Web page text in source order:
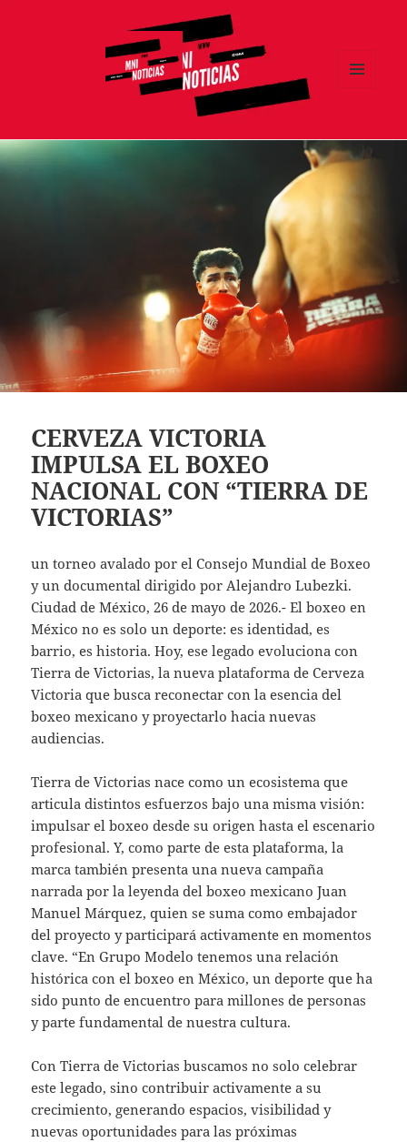
CERVEZA VICTORIA
IMPULSA EL BOXEO
NACIONAL CON “TIERRA DE
VICTORIAS”
un torneo avalado por el Consejo Mundial de Boxeo
y un documental dirigido por Alejandro Lubezki.
Ciudad de México, 26 de mayo de 2026.- El boxeo en
México no es solo un deporte: es identidad, es
barrio, es historia. Hoy, ese legado evoluciona con
Tierra de Victorias, la nueva plataforma de Cerveza
Victoria que busca reconectar con la esencia del
boxeo mexicano y proyectarlo hacia nuevas
audiencias.
Tierra de Victorias nace como un ecosistema que
articula distintos esfuerzos bajo una misma visión:
impulsar el boxeo desde su origen hasta el escenario
profesional. Y, como parte de esta plataforma, la
marca también presenta una nueva campaña
narrada por la leyenda del boxeo mexicano Juan
Manuel Márquez, quien se suma como embajador
del proyecto y participará activamente en momentos
clave. “En Grupo Modelo tenemos una relación
histórica con el boxeo en México, un deporte que ha
sido punto de encuentro para millones de personas
y parte fundamental de nuestra cultura.
Con Tierra de Victorias buscamos no solo celebrar
este legado, sino contribuir activamente a su
crecimiento, generando espacios, visibilidad y
nuevas oportunidades para las próximas